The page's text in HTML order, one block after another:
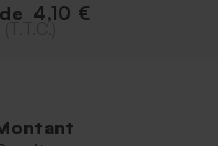
personnalisation.
4,10 €